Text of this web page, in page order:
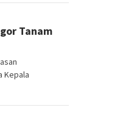
Tanam
Kepala